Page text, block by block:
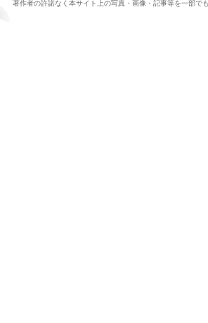
著作者の許諾なく本サイト上の写真・画像・記事等を一部で